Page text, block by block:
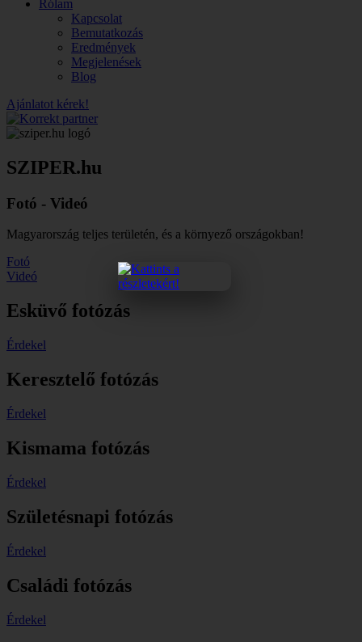
Rólam
Kapcsolat
Bemutatkozás
Eredmények
Megjelenések
Blog
Ajánlatot kérek!
SZIPER.hu
Fotó - Videó
Magyarország teljes területén, és a környező országokban!
Fotó
Videó
Esküvő fotózás
Érdekel
Keresztelő fotózás
Érdekel
Kismama fotózás
Érdekel
Születésnapi fotózás
Érdekel
Családi fotózás
Érdekel